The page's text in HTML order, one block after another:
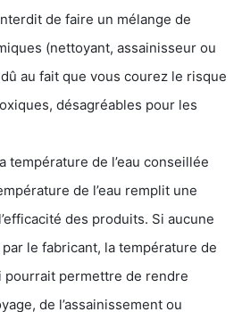
de faire un mélange de
(nettoyant, assainisseur ou
au fait que vous courez le risque
désagréables pour les
température de l’eau conseillée
de l’eau remplit une
des produits. Si aucune
le fabricant, la température de
pourrait permettre de rendre
de l’assainissement ou